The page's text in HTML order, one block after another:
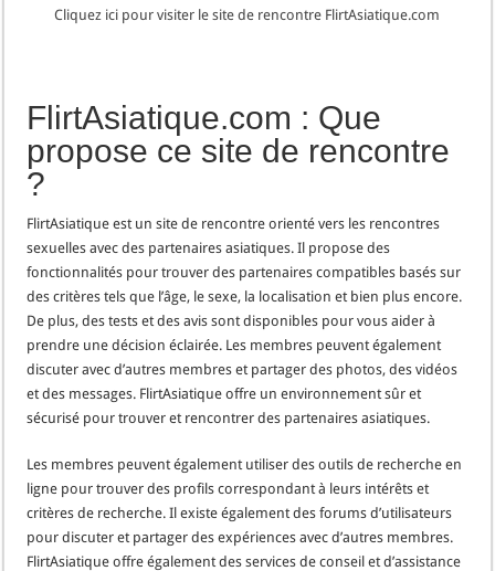
Cliquez ici pour visiter le site de rencontre FlirtAsiatique.com
FlirtAsiatique.com : Que
propose ce site de rencontre
?
FlirtAsiatique est un site de rencontre orienté vers les rencontres
sexuelles avec des partenaires asiatiques. Il propose des
fonctionnalités pour trouver des partenaires compatibles basés sur
des critères tels que l’âge, le sexe, la localisation et bien plus encore.
De plus, des tests et des avis sont disponibles pour vous aider à
prendre une décision éclairée. Les membres peuvent également
discuter avec d’autres membres et partager des photos, des vidéos
et des messages. FlirtAsiatique offre un environnement sûr et
sécurisé pour trouver et rencontrer des partenaires asiatiques.
Les membres peuvent également utiliser des outils de recherche en
ligne pour trouver des profils correspondant à leurs intérêts et
critères de recherche. Il existe également des forums d’utilisateurs
pour discuter et partager des expériences avec d’autres membres.
FlirtAsiatique offre également des services de conseil et d’assistance